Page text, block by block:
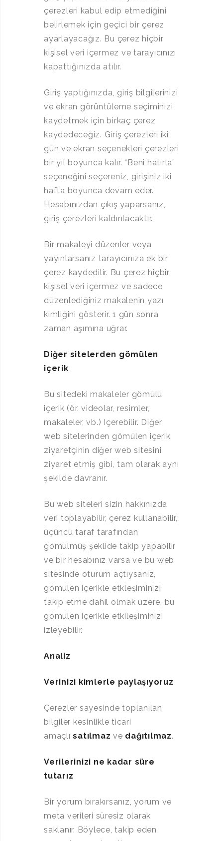
çerezleri kabul edip etmediğini
belirlemek için geçici bir çerez
ayarlayacağız. Bu çerez hiçbir
kişisel veri içermez ve tarayıcınızı
kapattığınızda atılır.
Giriş yaptığınızda, giriş bilgilerinizi
ve ekran görüntüleme seçiminizi
kaydetmek için birkaç çerez
kaydedeceğiz. Giriş çerezleri iki
gün ve ekran seçenekleri çerezleri
bir yıl boyunca kalır. “Beni hatırla”
seçeneğini seçereniz, girişiniz iki
hafta boyunca devam eder.
Hesabınızdan çıkış yaparsanız,
giriş çerezleri kaldırılacaktır.
Bir makaleyi düzenler veya
yayınlarsanız tarayıcınıza ek bir
çerez kaydedilir. Bu çerez hiçbir
kişisel veri içermez ve sadece
düzenlediğiniz makalenin yazı
kimliğini gösterir. 1 gün sonra
zaman aşımına uğrar.
Diğer sitelerden gömülen
içerik
Bu sitedeki makaleler gömülü
içerik (ör. videolar, resimler,
makaleler, vb.) Içerebilir. Diğer
web sitelerinden gömülen içerik,
ziyaretçinin diğer web sitesini
ziyaret etmiş gibi, tam olarak aynı
şekilde davranır.
Bu web siteleri sizin hakkınızda
veri toplayabilir, çerez kullanabilir,
üçüncü taraf tarafından
gömülmüş şeklide takip yapabilir
ve bir hesabınız varsa ve bu web
sitesinde oturum açtıysanız,
gömülen içerikle etkleşiminizi
takip etme dahil olmak üzere, bu
gömülen içerikle etkileşiminizi
izleyebilir.
Analiz
Verinizi kimlerle paylaşıyoruz
Çerezler sayesinde toplanılan
bilgiler kesinlikle ticari
amaçlısatılmaz ve dağıtılmaz.
Verilerinizi ne kadar süre
tutarız
Bir yorum bırakırsanız, yorum ve
meta verileri süresiz olarak
saklanır. Böylece, takip eden